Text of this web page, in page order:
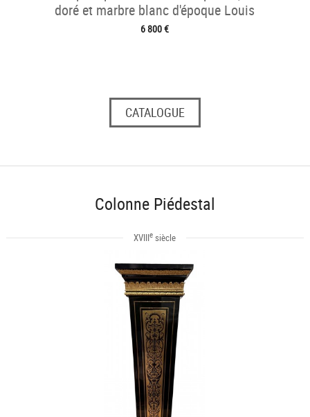
doré et marbre blanc d'époque Louis
6 800 €
CATALOGUE
Colonne Piédestal
XVIIIe siècle